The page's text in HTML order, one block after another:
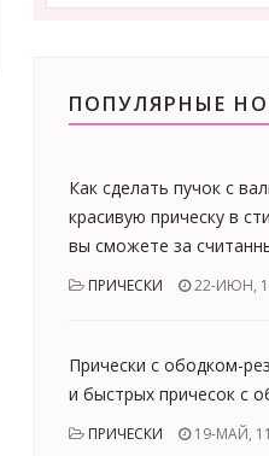
ПОПУЛЯРНЫЕ
Как сделать пучок с
красивую прическу в
вы сможете за
ПРИЧЕСКИ 22-ИЮН,
Прически с ободком-
и быстрых причесок с
ПРИЧЕСКИ 19-МАЙ,